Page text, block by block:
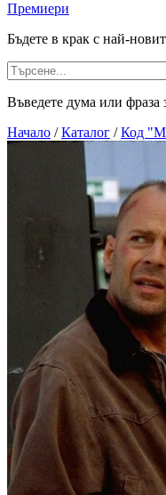
Премиери
Бъдете в крак с най-
Въведете дума или фраза
Начало / Каталог / Код